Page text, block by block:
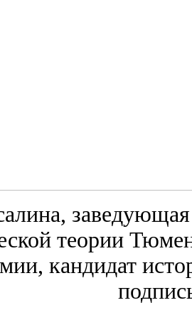
заведующая
теории
кандидат